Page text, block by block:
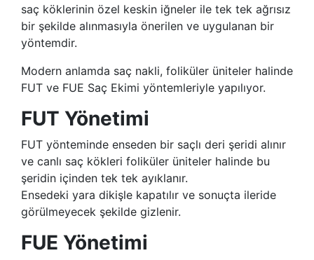
saç köklerinin özel keskin iğneler ile tek tek ağrısız
bir şekilde alınmasıyla önerilen ve uygulanan bir
yöntemdir.
Modern anlamda saç nakli, foliküler üniteler halinde
FUT ve FUE Saç Ekimi yöntemleriyle yapılıyor.
FUT Yönetimi
FUT yönteminde enseden bir saçlı deri şeridi alınır
ve canlı saç kökleri foliküler üniteler halinde bu
şeridin içinden tek tek ayıklanır.
Ensedeki yara dikişle kapatılır ve sonuçta ileride
görülmeyecek şekilde gizlenir.
FUE Yönetimi